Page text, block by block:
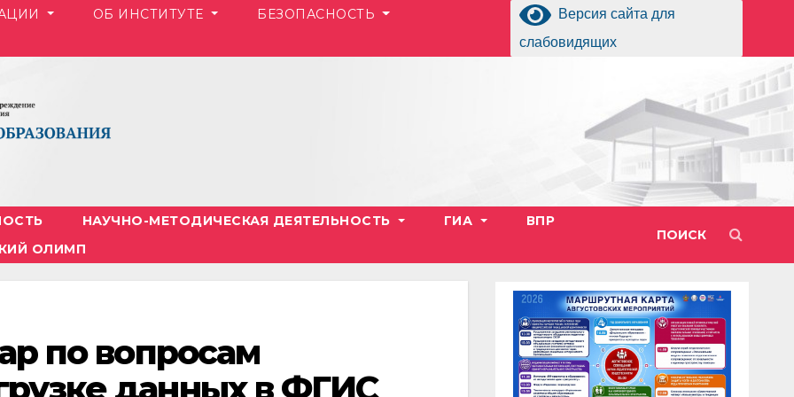
Версия сайта для
слабовидящих
ОБ ИНСТИТУТЕ
БЕЗОПАСНОСТЬ
ПОИСК
НАУЧНО-МЕТОДИЧЕСКАЯ ДЕЯТЕЛЬНОСТЬ ГИА
ВПР
ОЛИМП
по вопросам